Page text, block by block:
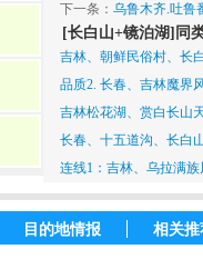
下一条： 乌鲁木齐.吐鲁
自费】
[长白山+镜泊湖]同
吉林、朝鲜民俗村、长
品质2. 长春、吉林魔界
吉林松花湖、赏白长山
长春、十五道沟、长白
连线1：吉林、乌拉满
目的地情报 相关